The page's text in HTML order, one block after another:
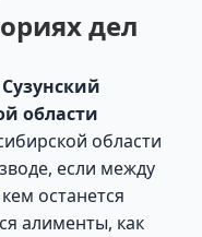
дел
области
области
если между
останется
алименты, как